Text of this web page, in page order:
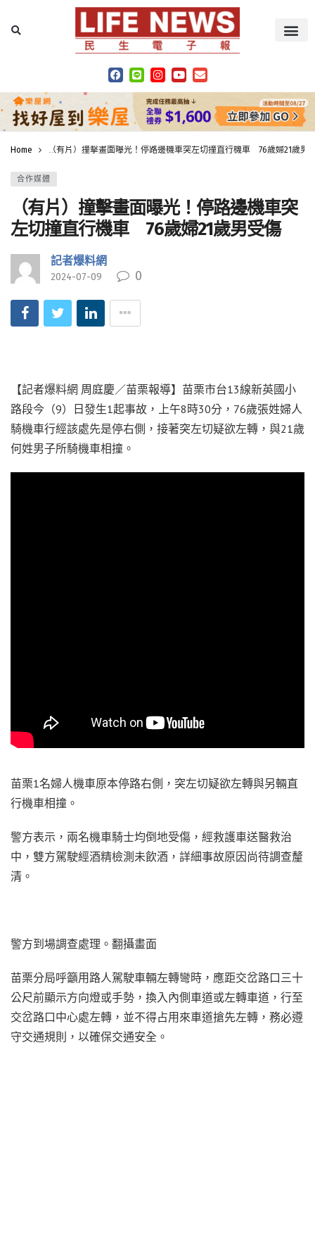
Home （有片）撞擊畫面曝光！停路邊機車突左切撞直行機車 76歲婦21歲男
合作媒體
（有片）撞擊畫面曝光！停路邊機車突
左切撞直行機車 76歲婦21歲男受傷
記者爆料網
2024-07-09 0
【記者爆料網 周庭慶／苗栗報導】苗栗市台13線新英國小
路段今（9）日發生1起事故，上午8時30分，76歲張姓婦人
騎機車行經該處先是停右側，接著突左切疑欲左轉，與21歲
何姓男子所騎機車相撞。
苗栗1名婦人機車原本停路右側，突左切疑欲左轉與另輛直
行機車相撞。
警方表示，兩名機車騎士均倒地受傷，經救護車送醫救治
中，雙方駕駛經酒精檢測未飲酒，詳細事故原因尚待調查釐
清。
警方到場調查處理。翻攝畫面
苗栗分局呼籲用路人駕駛車輛左轉彎時，應距交岔路口三十
公尺前顯示方向燈或手勢，換入內側車道或左轉車道，行至
交岔路口中心處左轉，並不得占用來車道搶先左轉，務必遵
守交通規則，以確保交通安全。